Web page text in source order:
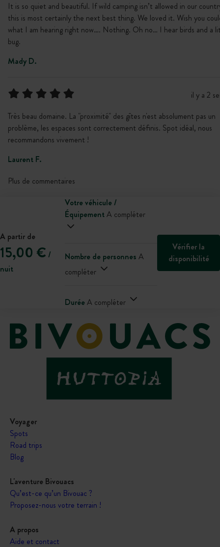
It is so quiet and beautiful. If wild camping isn’t allowed in our
this is most certainly the next best thing. We loved it. Wish you
what I am hearing right now…. Nothing. Oh no… I hear birds and a
bug.
Mady D.
il y a 2
Très beau domaine. La "proximité" des gîtes n'est absolument pas un
problème, les espaces sont correctement définis. Spot idéal, nous
recommandons vivement !
Laurent F.
Plus de commentaires
A partir de
15,00 € /
nuit
Votre véhicule /
ÉquipementA compléter
Nombre de personnes A
compléter
DuréeA compléter
Vérifier la
disponibilité
Voyager
Spots
Road trips
Blog
L'aventure Bivouacs
Qu’est-ce qu’un Bivouac ?
Proposez-nous votre terrain !
A propos
Aide et contact